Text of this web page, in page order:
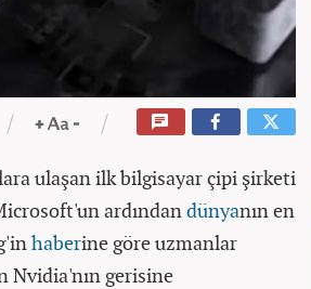
ulaşan ilk bilgisayar çipi şirketi
ardındandünyanın en
haberine göre uzmanlar
Nvidia'nın gerisine